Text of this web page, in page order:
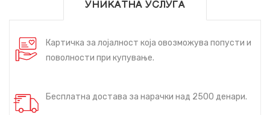
УНИКАТНА УСЛУГА
Картичка за лојалност која овозможува попусти и
поволности при купување.
Бесплатна достава за нарачки над 2500 денари.